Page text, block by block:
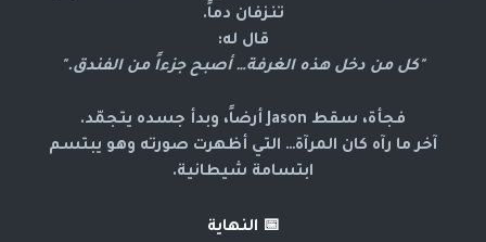
تنزفان دماً.
قال له:
"كل من دخل هذه الغرفة… أصبح جزءاً من الفندق."
فجأة، سقط Jason أرضاً، وبدأ جسده يتجمّد.
آخر ما رآه كان المرآة… التي أظهرت صورته وهو يبتسم
ابتسامة شيطانية.
📅 النهاية